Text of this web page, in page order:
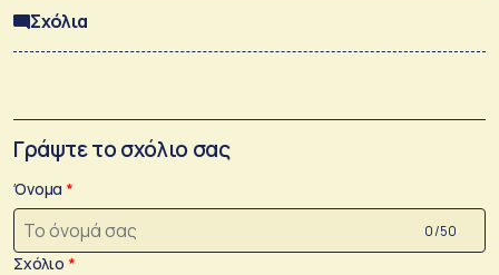
Σχόλια
Γράψτε το σχόλιο σας
Όνομα
0 /50
Σχόλιο